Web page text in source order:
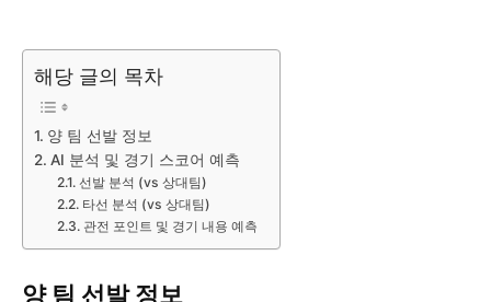
해당 글의 목차
양 팀 선발 정보
AI 분석 및 경기 스코어 예측
선발 분석 (vs 상대팀)
타선 분석 (vs 상대팀)
관전 포인트 및 경기 내용 예측
양 팀 선발 정보